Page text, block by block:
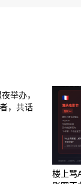
举办，
，共话
楼上骂